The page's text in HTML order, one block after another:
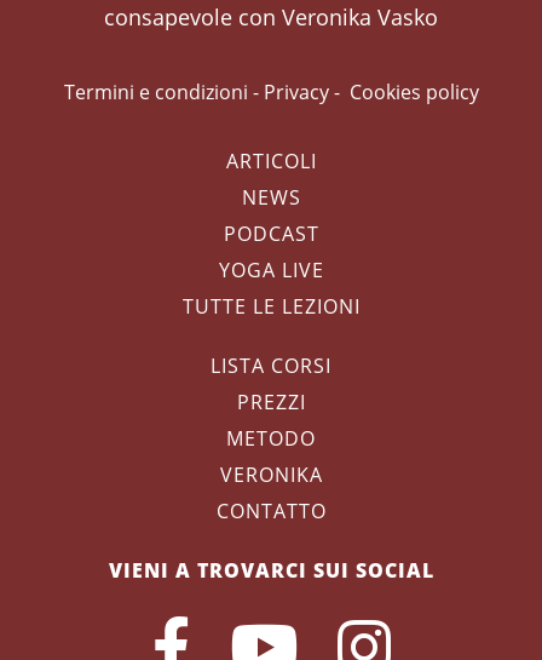
consapevole con Veronika Vasko
Termini e condizioni - Privacy- Cookies policy
ARTICOLI
NEWS
PODCAST
YOGA LIVE
TUTTE LE LEZIONI
LISTA CORSI
PREZZI
METODO
VERONIKA
CONTATTO
VIENI A TROVARCI SUI SOCIAL